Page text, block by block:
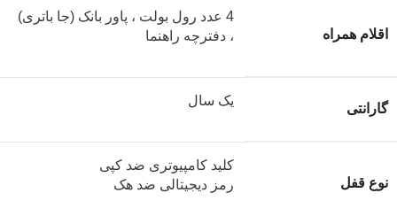
اقلام همراه
4 عدد رول بولت ، پاور بانک (جا باتری)
، دفترچه راهنما
گارانتی
یک سال
نوع قفل
کلید کامپیوتری ضد کپی
رمز دیجیتالی ضد هک